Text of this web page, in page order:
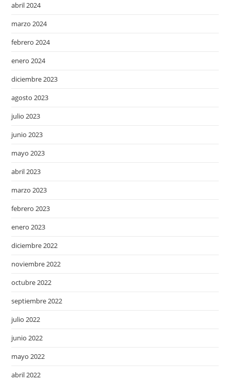
abril 2024
marzo 2024
febrero 2024
enero 2024
diciembre 2023
agosto 2023
julio 2023
junio 2023
mayo 2023
abril 2023
marzo 2023
febrero 2023
enero 2023
diciembre 2022
noviembre 2022
octubre 2022
septiembre 2022
julio 2022
junio 2022
mayo 2022
abril 2022